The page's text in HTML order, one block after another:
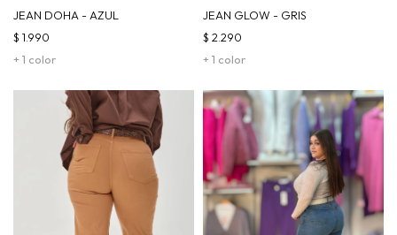
JEAN DOHA - AZUL
+ 1 color
$ 1.990
JEAN GLOW - GRIS
+ 1 color
$ 2.290